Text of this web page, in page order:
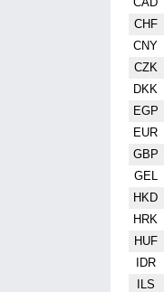
CHF
CNY
CZK
DKK
EGP
EUR
GBP
GEL
HKD
HRK
HUF
IDR
ILS